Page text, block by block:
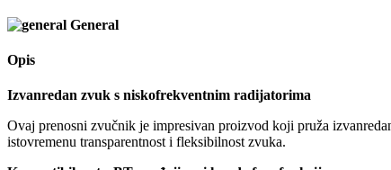
General
Opis
Izvanredan zvuk s niskofrekventnim radijatorima
Ovaj prenosni zvučnik je impresivan proizvod koji pruža
istovremenu transparentnost i fleksibilnost zvuka.